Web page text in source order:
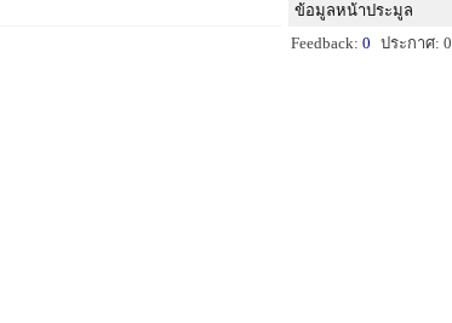
ข้อมูลหน้าประมูล
Feedback: 0 ประกาศ: 0